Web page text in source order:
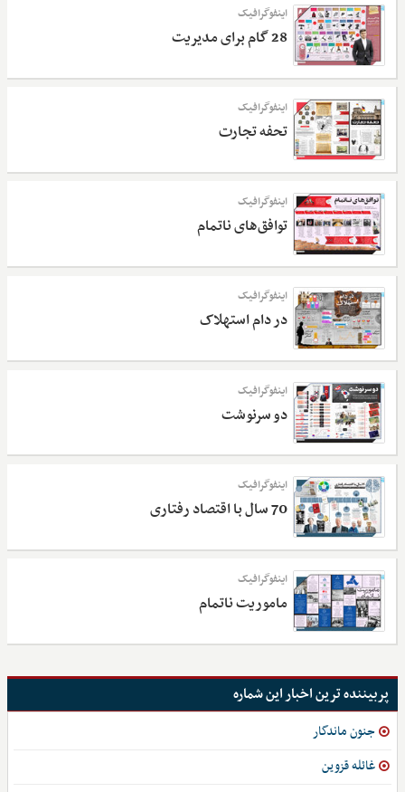
اینفوگرافیک
28 گام برای مدیریت
اینفوگرافیک
تحفه تجارت
اینفوگرافیک
توافق‌های ناتمام
اینفوگرافیک
در دام استهلاک
اینفوگرافیک
دو سرنوشت
اینفوگرافیک
70 سال با اقتصاد رفتاری
اینفوگرافیک
ماموریت ناتمام
پربیننده ترین اخبار این شماره
جنون ماندگار
غائله قزوین